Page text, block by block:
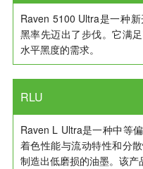
Raven 5100 Ultra是一种
黑率先迈出了步伐。它满
水平黑度的需求。
RLU
Raven L Ultra是一种中等
着色性能与流动特性和分
制造出低磨损的油墨。该产